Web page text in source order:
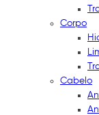
Corpo
Cabelo